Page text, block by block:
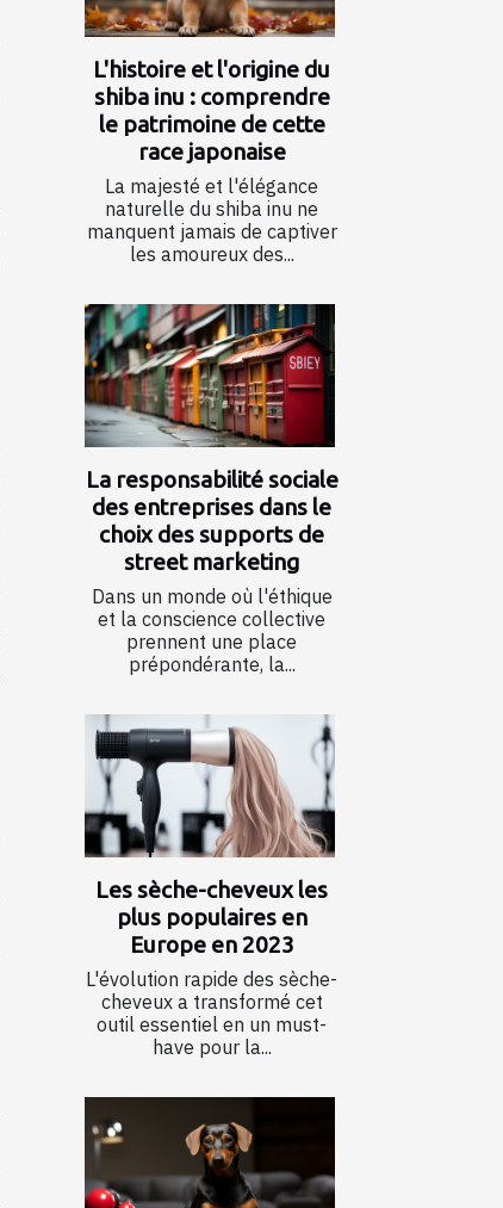
L'histoire et l'origine du
shiba inu : comprendre
le patrimoine de cette
race japonaise
La majesté et l'élégance
naturelle du shiba inu ne
manquent jamais de captiver
les amoureux des...
La responsabilité sociale
des entreprises dans le
choix des supports de
street marketing
Dans un monde où l'éthique
et la conscience collective
prennent une place
prépondérante, la...
Les sèche-cheveux les
plus populaires en
Europe en 2023
L'évolution rapide des sèche-
cheveux a transformé cet
outil essentiel en un must-
have pour la...